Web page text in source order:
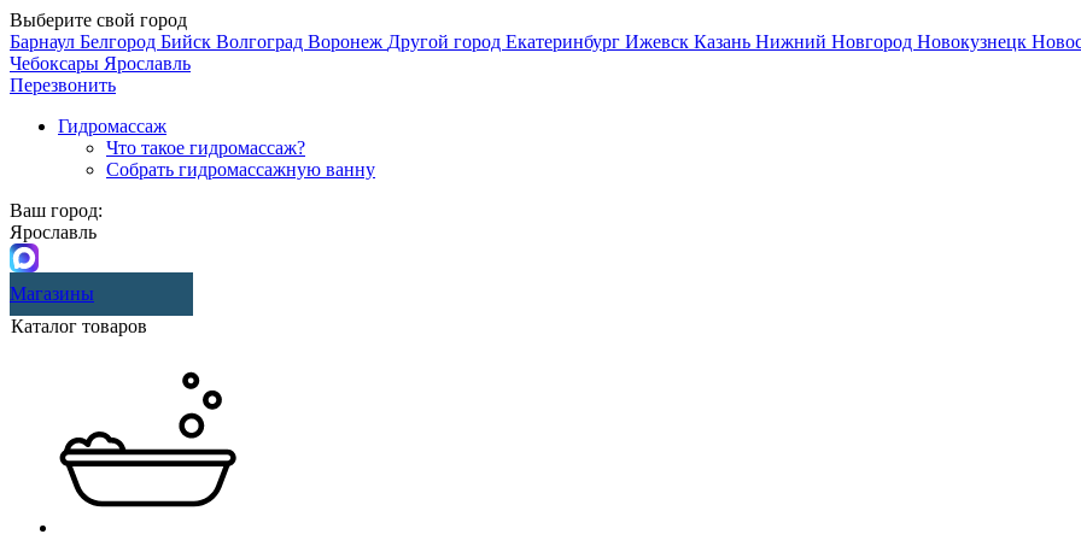
Выберите свой город
Барнаул Белгород Бийск Волгоград Воронеж Другой город Екатеринбург Ижевск Казань Нижний Новгород Новокузнецк
Чебоксары Ярославль
Перезвонить
Гидромассаж
Что такое гидромассаж?
Собрать гидромассажную ванну
Ваш город:
Ярославль
Магазины
Каталог товаров